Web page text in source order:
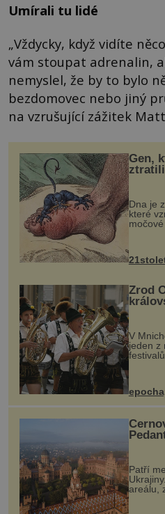
Umírali tu lidé
„Vždycky, když vidíte
vám stoupat adrenalin,
nemyslel, že by to bylo
bezdomovec nebo jiný
na vzrušující zážitek
Gen,
mohl
Dna je
které
nohou,
Zrod
V
jeden z
kultur...
Patří
areálu,
český
na něm